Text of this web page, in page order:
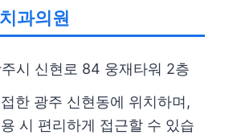
과의원
시 신현로 84 웅재타워 2층
한 광주 신현동에 위치하며,
시 편리하게 접근할 수 있습